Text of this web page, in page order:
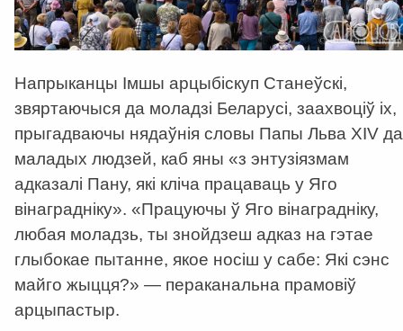
Напрыканцы Імшы арцыбіскуп Станеўскі,
звяртаючыся да моладзі Беларусі, заахвоціў іх,
прыгадваючы нядаўнія словы Папы Льва XIV да
маладых людзей, каб яны «з энтузіязмам
адказалі Пану, які кліча працаваць у Яго
вінаградніку». «Працуючы ў Яго вінаградніку,
любая моладзь, ты знойдзеш адказ на гэтае
глыбокае пытанне, якое носіш у сабе: Які сэнс
майго жыцця?» — пераканальна прамовіў
арцыпастыр.